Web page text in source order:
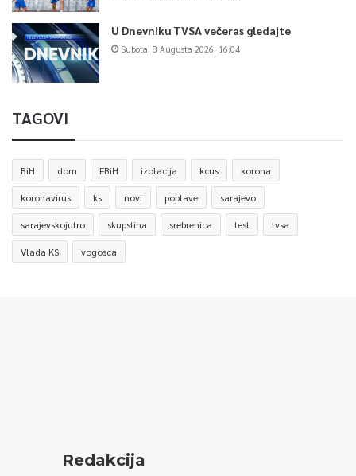
U Dnevniku TVSA večeras gledajte
Subota, 8 Augusta 2026, 16:04
TAGOVI
BiH dom FBiH izolacija kcus korona
koronavirus ks novi poplave sarajevo
sarajevskojutro skupstina srebrenica test tvsa
Vlada KS vogosca
Redakcija